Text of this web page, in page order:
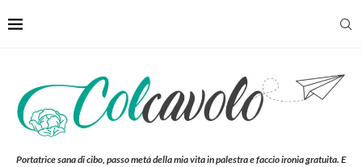
Portatrice sana di cibo, passo metà della mia vita in palestra e faccio ironia gratuita. E